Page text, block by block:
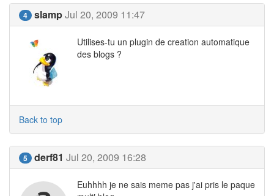
4 slampJul 20, 2009 11:47
Utilises-tu un plugin de creation automatique
des blogs ?
Back to top
5 derf81 Jul 20, 2009 16:28
Euhhhh je ne sais meme pas j'ai pris le paque